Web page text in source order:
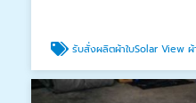
รับสั่งผลิตผ้าใบSolar View ผ้าใบโปร่งแส